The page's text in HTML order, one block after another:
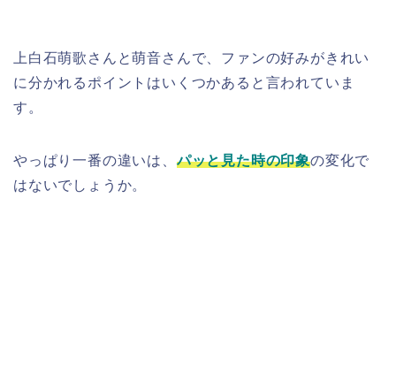
上白石萌歌さんと萌音さんで、ファンの好みがきれい
に分かれるポイントはいくつかあると言われていま
す。
やっぱり一番の違いは、パッと見た時の印象の変化で
はないでしょうか。